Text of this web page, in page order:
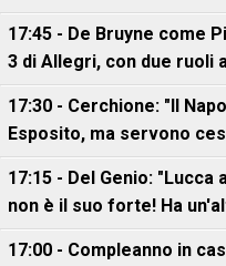
17:45 - De Bruyne come
3 di Allegri, con due ruoli
17:30 - Cerchione: "Il
Esposito, ma servono
17:15 - Del Genio:
non è il suo forte! Ha
17:00 - Compleanno in